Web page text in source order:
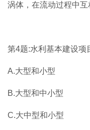
涡体，在流动过程中互
第4题:水利基本建设项
A.大型和小型
B.大型和中小型
C.大中型和小型